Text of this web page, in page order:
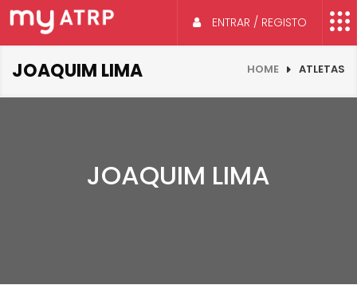
ENTRAR / REGISTO
JOAQUIM LIMA HOME ATLETAS
JOAQUIM LIMA